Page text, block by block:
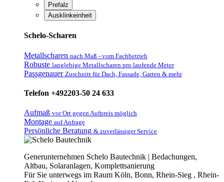
Prefalz
Ausklinkeinheit
Schelo-Scharen
Metallscharen nach Maß - vom Fachbetrieb
Robuste langlebige Metallscharen pro laufende Meter
Passgenauer Zuschnitt für Dach, Fassade, Garten & mehr
Telefon +492203-50 24 633
Aufmaß vor Ort gegen Aufpreis möglich
Montage auf Anfrage
Persönliche Beratung & zuverlässiger Service
Generunternehmen Schelo Bautechnik | Bedachungen,
Altbau, Solaranlagen, Komplettsanierung
Für Sie unterwegs im Raum Köln, Bonn, Rhein-Sieg , Rhein-